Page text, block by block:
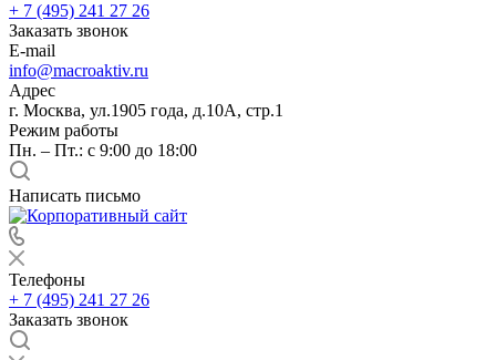
+ 7 (495) 241 27 26
Заказать звонок
E-mail
info@macroaktiv.ru
Адрес
г. Москва, ул.1905 года, д.10А, стр.1
Режим работы
Пн. – Пт.: с 9:00 до 18:00
Написать письмо
Телефоны
+ 7 (495) 241 27 26
Заказать звонок